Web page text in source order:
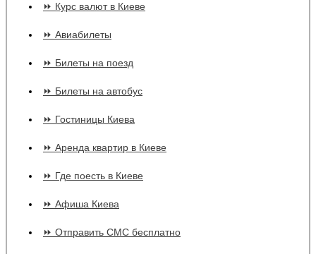
⏩ Курс валют в Киеве
⏩ Авиабилеты
⏩ Билеты на поезд
⏩ Билеты на автобус
⏩ Гостиницы Киева
⏩ Аренда квартир в Киеве
⏩ Где поесть в Киеве
⏩ Афиша Киева
⏩ Отправить СМС бесплатно